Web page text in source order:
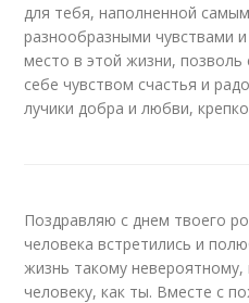
для тебя, наполненной
разнообразными чувствами
место в этой жизни,
себе чувством счастья и
лучики добра и любви,
Поздравляю с днем твоего
человека встретились и
жизнь такому
человеку, как ты. Вместе с